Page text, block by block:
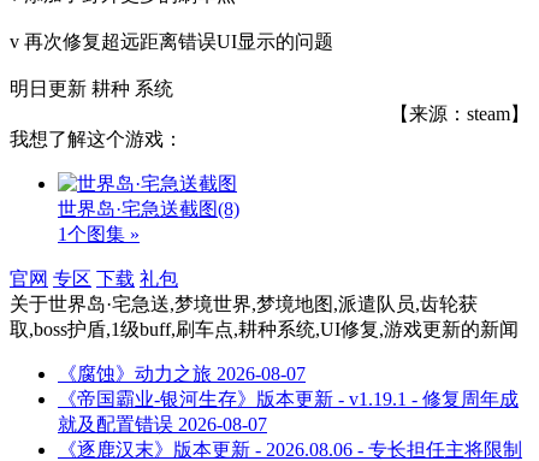
v 再次修复超远距离错误UI显示的问题
明日更新 耕种 系统
【来源：steam】
我想了解这个游戏：
世界岛·宅急送截图(8)
1个图集 »
官网 专区 下载 礼包
关于世界岛·宅急送,梦境世界,梦境地图,派遣队员,齿轮获
取,boss护盾,1级buff,刷车点,耕种系统,UI修复,游戏更新的新闻
《腐蚀》动力之旅 2026-08-07
《帝国霸业-银河生存》版本更新 - v1.19.1 - 修复周年成
就及配置错误 2026-08-07
《逐鹿汉末》版本更新 - 2026.08.06 - 专长担任主将限制